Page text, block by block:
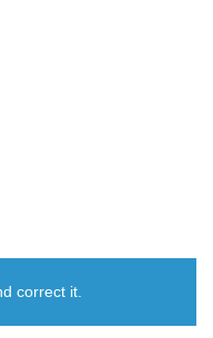
correct it.